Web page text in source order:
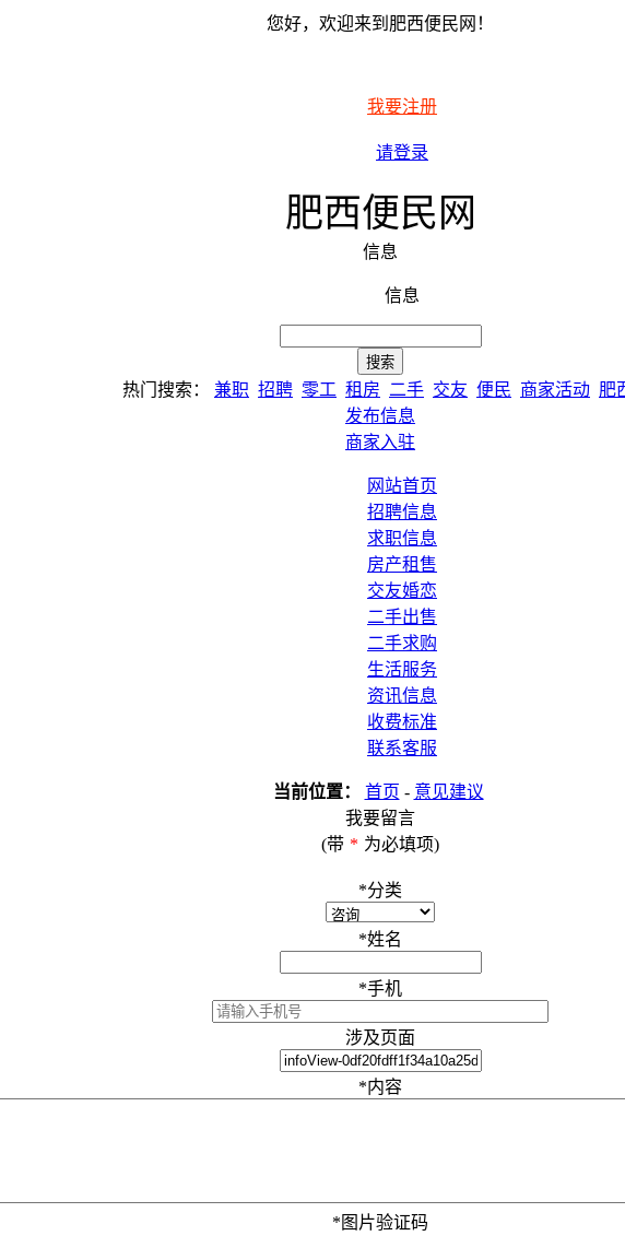
您好，欢迎来到肥西便民网！
我要注册
请登录
肥西便民网
信息
信息
热门搜索： 兼职 招聘 零工 租房 二手 交友 便民 商家活动 肥
发布信息
商家入驻
网站首页
招聘信息
求职信息
房产租售
交友婚恋
二手出售
二手求购
生活服务
资讯信息
收费标准
联系客服
当前位置： 首页 - 意见建议
我要留言
(带 * 为必填项)
*分类
*姓名
*手机
涉及页面
*内容
* 图片验证码